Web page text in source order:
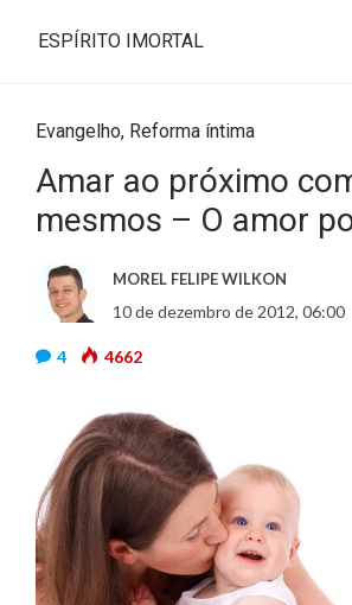
ESPÍRITO IMORTAL
Evangelho, Reforma íntima
Amar ao próximo
mesmos – O amor
MOREL FELIPE WILKON
10 de dezembro de 2012, 06:00
4 4662